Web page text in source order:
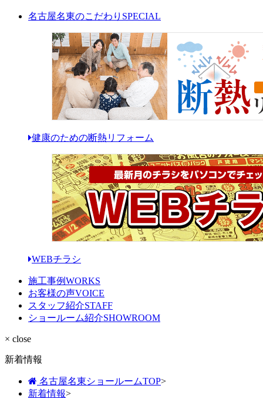
名古屋名東のこだわり SPECIAL
健康のための断熱リフォーム
WEBチラシ
施工事例WORKS
お客様の声VOICE
スタッフ紹介STAFF
ショールーム紹介SHOWROOM
× close
新着情報
名古屋名東ショールームTOP>
新着情報>